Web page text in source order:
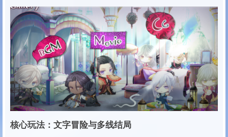
核心玩法：文字冒险与多线结局